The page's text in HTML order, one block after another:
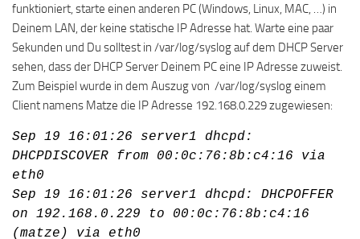
funktioniert, starte einen anderen PC (Windows, Linux, MAC, …) in
Deinem LAN, der keine statische IP Adresse hat. Warte eine paar
Sekunden und Du solltest in /var/log/syslog auf dem DHCP Server
sehen, dass der DHCP Server Deinem PC eine IP Adresse zuweist.
Zum Beispiel wurde in dem Auszug von /var/log/syslog einem
Client namens Matze die IP Adresse 192.168.0.229 zugewiesen:
Sep 19 16:01:26 server1 dhcpd:
DHCPDISCOVER from 00:0c:76:8b:c4:16 via
eth0
Sep 19 16:01:26 server1 dhcpd: DHCPOFFER
on 192.168.0.229 to 00:0c:76:8b:c4:16
(matze) via eth0